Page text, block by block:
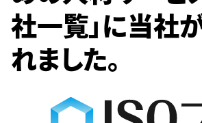
社一覧」に当社
れました。